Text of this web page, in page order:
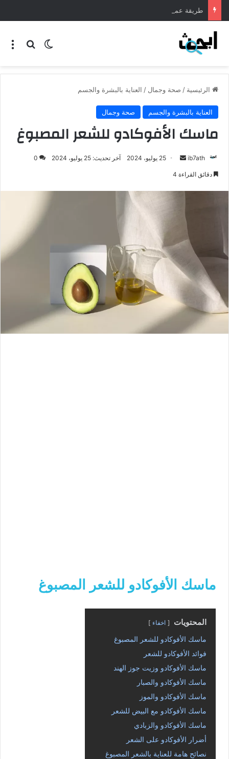
طريقة عمل المنسف الاردني
الرئيسية / صحة وجمال / العناية بالبشرة والجسم
العناية بالبشرة والجسم صحة وجمال
ماسك الأفوكادو للشعر المصبوغ
ib7ath 25 يوليو، 2024 آخر تحديث: 25 يوليو، 2024 0
دقائق القراءة 4
ماسك الأفوكادو للشعر المصبوغ
المحتويات اخفاء
ماسك الأفوكادو للشعر المصبوغ
فوائد الأفوكادو للشعر
ماسك الأفوكادو وزيت جوز الهند
ماسك الأفوكادو والصبار
ماسك الأفوكادو والموز
ماسك الأفوكادو مع البيض للشعر
ماسك الأفوكادو والزبادي
أضرار الأفوكادو على الشعر
نصائح هامة للعناية بالشعر المصبوغ